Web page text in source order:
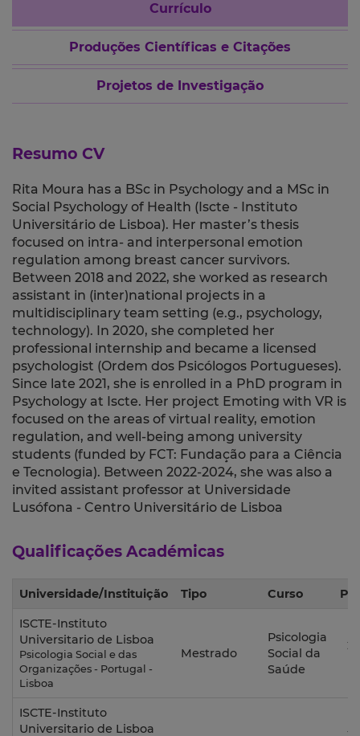
Currículo
Produções Científicas e Citações
Projetos de Investigação
Resumo CV
Rita Moura has a BSc in Psychology and a MSc in
Social Psychology of Health (Iscte - Instituto
Universitário de Lisboa). Her master’s thesis
focused on intra- and interpersonal emotion
regulation among breast cancer survivors.
Between 2018 and 2022, she worked as research
assistant in (inter)national projects in a
multidisciplinary team setting (e.g., psychology,
technology). In 2020, she completed her
professional internship and became a licensed
psychologist (Ordem dos Psicólogos Portugueses).
Since late 2021, she is enrolled in a PhD program in
Psychology at Iscte. Her project Emoting with VR is
focused on the areas of virtual reality, emotion
regulation, and well-being among university
students (funded by FCT: Fundação para a Ciência
e Tecnologia). Between 2022-2024, she was also a
invited assistant professor at Universidade
Lusófona - Centro Universitário de Lisboa
Qualificações Académicas
Universidade/Instituição Tipo Curso
ISCTE-Instituto
Universitario de Lisboa
Psicologia Social e das
Organizações - Portugal -
Lisboa
Mestrado
Psicologia
Social da
Saúde
ISCTE-Instituto
Universitario de Lisboa